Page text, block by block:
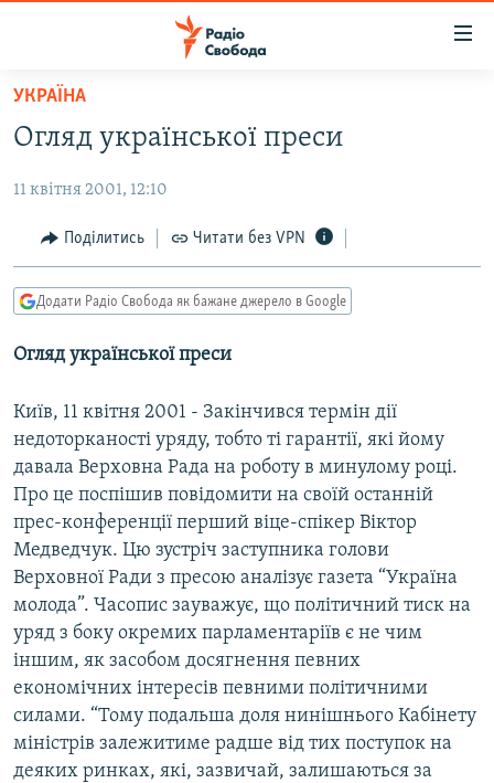
Перейти
основного
Перейти
Перейти
пошуку
ВСЕ ЗА ДОБУ
СТАТТІ
ПОЛІТИКА
СУСПІЛЬСТВО
КУЛЬТУРА
УКРАЇНА
СВІТ
ВІЙНА
ДОНБАС.РЕАЛІЇ
КРИМ.РЕАЛІЇ
СХЕМИ
ПРИАЗОВ’Я
КИТАЙ.ВИКЛИКИ
МУЛЬТИМЕДІА
ФОТО
СПЕЦПРОЄКТИ
ПОДКАСТИ
КРИМ РЕАЛІЇ
РУС
УКРАЇНА
Огляд української преси
11 квітня 2001, 12:10
Поділитись Читати без VPN
Додати Радіо Свобода як бажане джерело в Google
Огляд української преси
Київ, 11 квітня 2001 - Закінчився термін дії
недоторканості уряду, тобто ті гарантії, які йому
давала Верховна Рада на роботу в минулому році.
Про це поспішив повідомити на своїй останній
прес-конференції перший віце-спікер Віктор
Медведчук. Цю зустріч заступника голови
Верховної Ради з пресою аналізує газета “Україна
молода”. Часопис зауважує, що політичний тиск на
уряд з боку окремих парламентаріїв є не чим
іншим, як засобом досягнення певних
економічних інтересів певними політичними
силами. “Тому подальша доля нинішнього Кабінету
міністрів залежитиме радше від тих поступок на
деяких ринках, які, зазвичай, залишаються за